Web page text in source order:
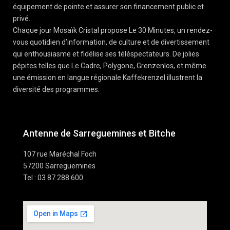
équipement de pointe et assurer son financement public et
privé.
Chaque jour Mosaïk Cristal propose Le 30 Minutes, un rendez-
vous quotidien d’information, de culture et de divertissement
qui enthousiasme et fidélise ses téléspectateurs. De jolies
pépites telles que Le Cadre, Polygone, Grenzenlos, et même
une émission en langue régionale Kaffekrenzel illustrent la
diversité des programmes.
Antenne de Sarreguemines et Bitche
107 rue Maréchal Foch
57200 Sarreguemines
Tel : 03 87 288 600